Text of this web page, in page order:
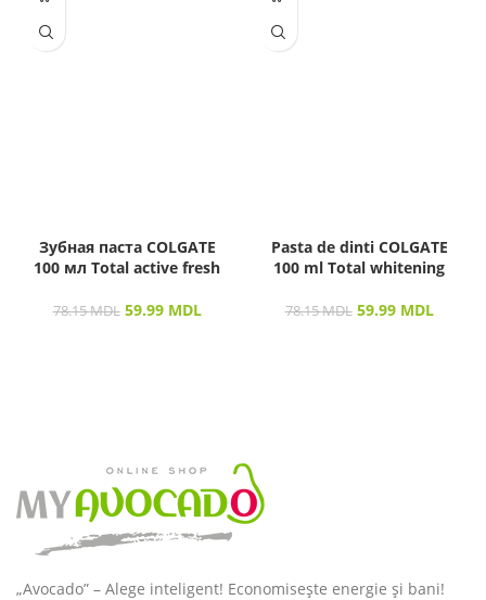
Зубная паста COLGATE
100 мл Total active fresh
78.15MDL 59.99 MDL
Pasta de dinti COLGATE
100 ml Total whitening
78.15MDL 59.99 MDL
„Avocado” – Alege inteligent! Economisește energie și bani!